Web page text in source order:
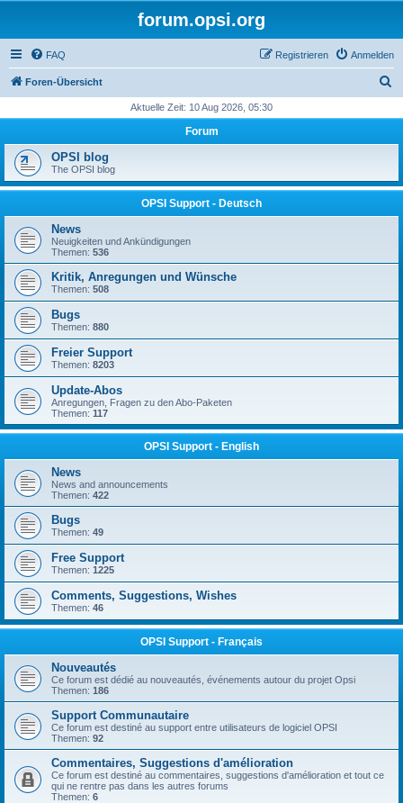
forum.opsi.org
FAQ Anmelden
Registrieren
Foren-Übersicht
h
Aktuelle Zeit: 10 Aug 2026, 05:30
Forum
OPSI blog
The OPSI blog
OPSI Support - Deutsch
News
Neuigkeiten und Ankündigungen
Themen: 536
Kritik, Anregungen und Wünsche
Themen: 508
Bugs
Themen: 880
Freier Support
Themen: 8203
Update-Abos
Anregungen, Fragen zu den Abo-Paketen
Themen: 117
OPSI Support - English
News
News and announcements
Themen: 422
Bugs
Themen: 49
Free Support
Themen: 1225
Comments, Suggestions, Wishes
Themen: 46
OPSI Support - Français
Nouveautés
Ce forum est dédié au nouveautés, événements autour du projet Opsi
Themen: 186
Support Communautaire
Ce forum est destiné au support entre utilisateurs de logiciel OPSI
Themen: 92
Commentaires, Suggestions d'amélioration
Ce forum est destiné au commentaires, suggestions d'amélioration et tout ce
qui ne rentre pas dans les autres forums
Themen: 6